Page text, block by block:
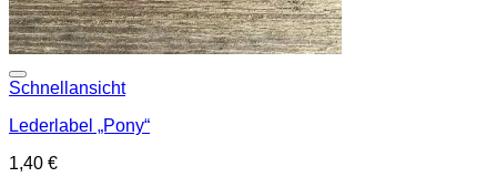
Schnellansicht
Lederlabel „Pony“
1,40 €